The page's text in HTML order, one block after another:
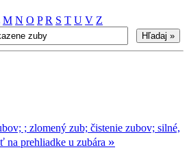
M N O P R S T U V Z
; zlomený zub; čistenie zubov; silné,
na prehliadke u zubára »